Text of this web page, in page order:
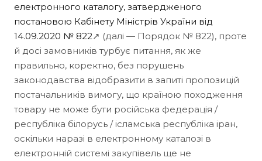
електронного каталогу, затвердженого
постановою Кабінету Міністрів України від
14.09.2020 № 822↗ (далі — Порядок № 822), проте
й досі замовників турбує питання, як же
правильно, коректно, без порушень
законодавства відобразити в запиті пропозицій
постачальників вимогу, що країною походження
товару не може бути російська федерація /
республіка білорусь / ісламська республіка іран,
оскільки наразі в електронному каталозі в
електронній системі закупівель ще не